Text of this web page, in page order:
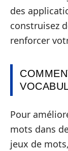
des
construisez
renforcer
Pour
mots dans
jeux de